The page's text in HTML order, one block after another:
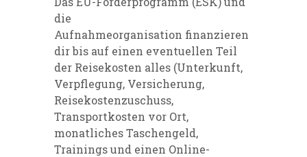
die
Aufnahmeorganisation finanzieren
dir bis auf einen eventuellen Teil
der Reisekosten alles (Unterkunft,
Verpflegung, Versicherung,
Reisekostenzuschuss,
Transportkosten vor Ort,
monatliches Taschengeld,
Trainings und einen Online-